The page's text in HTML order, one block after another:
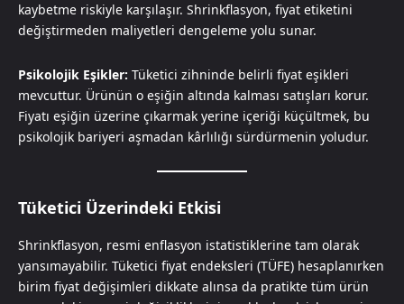
kaybetme riskiyle karşılaşır. Shrinkflasyon, fiyat etiketini
değiştirmeden maliyetleri dengeleme yolu sunar.
Psikolojik Eşikler: Tüketici zihninde belirli fiyat eşikleri
mevcuttur. Ürünün o eşiğin altında kalması satışları korur.
Fiyatı eşiğin üzerine çıkarmak yerine içeriği küçültmek, bu
psikolojik bariyeri aşmadan kârlılığı sürdürmenin yoludur.
Tüketici Üzerindeki Etkisi
Shrinkflasyon, resmi enflasyon istatistiklerine tam olarak
yansımayabilir. Tüketici fiyat endeksleri (TÜFE) hesaplanırken
birim fiyat değişimleri dikkate alınsa da pratikte tüm ürün